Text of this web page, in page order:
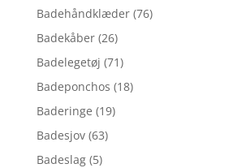
Badehåndklæder (76)
Badekåber (26)
Badelegetøj (71)
Badeponchos (18)
Baderinge (19)
Badesjov (63)
Badeslag (5)